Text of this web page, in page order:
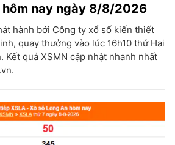
hôm nay ngày 8/8/2026
hành bởi Công ty xổ số kiến thiết
quay thưởng vào lúc 16h10 thứ Hai
Kết quả XSMN cập nhật nhanh nhất